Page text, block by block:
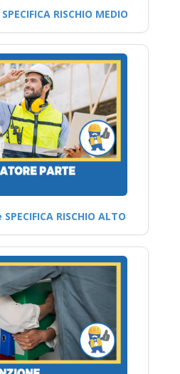
RISCHIO MEDIO
RISCHIO ALTO